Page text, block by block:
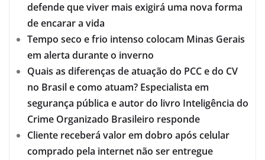
defende que viver mais exigirá uma nova forma
de encarar a vida
Tempo seco e frio intenso colocam Minas Gerais
em alerta durante o inverno
Quais as diferenças de atuação do PCC e do CV
no Brasil e como atuam? Especialista em
segurança pública e autor do livro Inteligência do
Crime Organizado Brasileiro responde
Cliente receberá valor em dobro após celular
comprado pela internet não ser entregue